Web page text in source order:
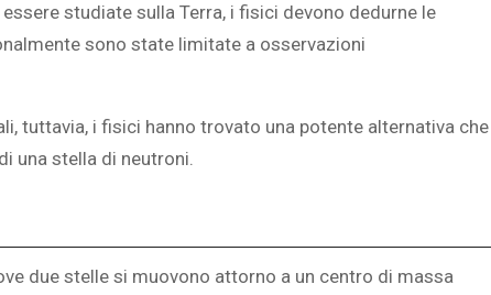
studiate sulla Terra, i fisici devono dedurne le
sono state limitate a osservazioni
tuttavia, i fisici hanno trovato una potente alternativa che
una stella di neutroni.
due stelle si muovono attorno a un centro di massa